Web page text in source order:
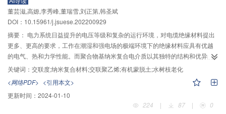
突，引入VIKOR综合决策方法，在确定优化目标权重的基础上，计算Pareto解
集的利益比率大小，以最小利益比率确定最优设计参数组合，通过仿真验证优
化设计方法的正确性。优化后的铁心电抗器与优化前相比，在损耗仅增加4.4%
的情况下，铁心和线圈金属导体用量分别减少了3.0%和16.6%，同时在满足设
计要求的基础上温升和振动分别降低了7.4%和16.7%。所提方法可以有效提升
电抗器性能，为电抗器优化设计提供指导。
董芸滋,高嫄,李秀峰,董瑞雪,刘正第,韩圣斌
DOI：10.15961/j.jsuese.202200929
摘要： 电力系统日益提升的电压等级和复杂的运行环境，对电缆绝缘材料提出
更多、更高的要求，工作在潮湿和强电场的极端环境下的绝缘材料应具有优越
的电气、热和力学性能。而聚合物基纳米复合电介质以其独特的结构和优异的
电气、力学及化学等性能获得了广泛关注。纳米复合材料的性能依赖于纳米粒
子与交联所形成的微观结构形态的稳定性，为了从微观结构角度研究交联度对
纳米复合材料水树枝老化特性的影响，通过调控交联时间，制备了两种不同交
联度的交联聚乙烯/蒙脱土（XLPE/OMMT）纳米复合材料，并进行了加速水树
枝老化实验。通过偏光显微镜观察水树枝形貌，统计水树枝长度和引发概率，
关键词： 交联度;纳米复合材料;交联聚乙烯;有机蒙脱土;水树枝老化
<网络PDF> <引用本文>
更新时间： 2024-01-10
224
| 87 | 0